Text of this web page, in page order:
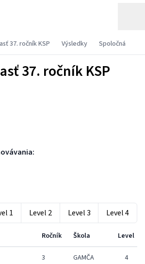
37. ročník KSP Výsledky Spoločná
37. ročník KSP
1 Level 2 Level 3 Level 4
Ročník Škola Level
3 GAMČA 4